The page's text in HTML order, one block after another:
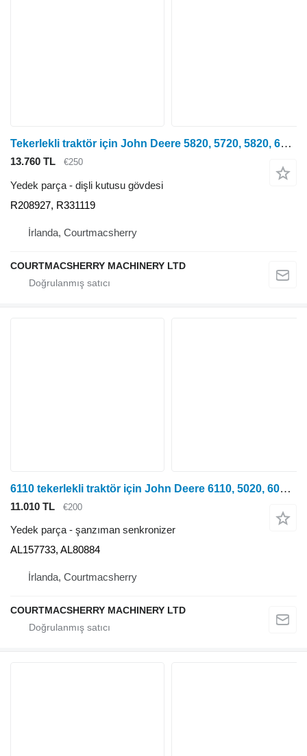
Tekerlekli traktör için John Deere 5820, 5720, 5820, 6020, Se Serisi Şanzıman Muhafazası, Kapak R3 R208927, R331119 dişli kutusu gövdesi
13.760 TL €250
Yedek parça - dişli kutusu gövdesi
R208927, R331119
İrlanda, Courtmacsherry
COURTMACSHERRY MACHINERY LTD
6110 tekerlekli traktör için John Deere 6110, 5020, 6010, Se, 6020, 7030, 6030 S., 5720 Senkronizör Al1 AL157733 şanzıman senkronizer
11.010 TL €200
Yedek parça - şanzıman senkronizer
AL157733, AL80884
İrlanda, Courtmacsherry
COURTMACSHERRY MACHINERY LTD